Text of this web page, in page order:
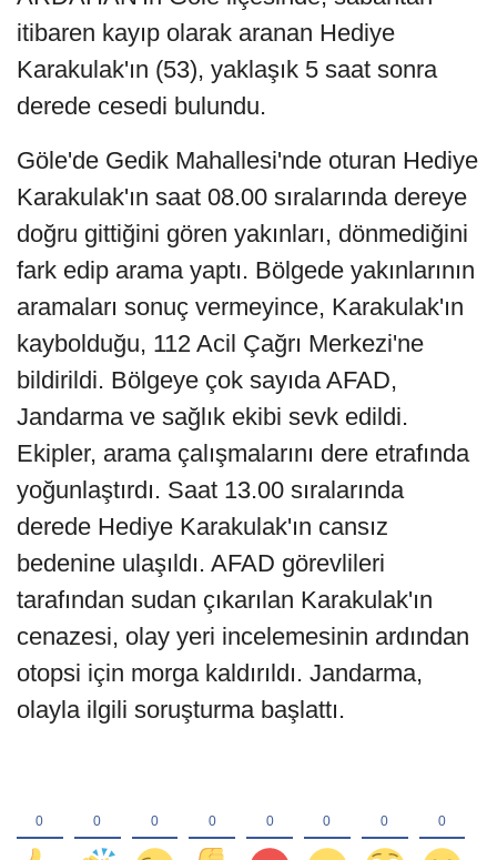
itibaren kayıp olarak aranan Hediye
Karakulak'ın (53), yaklaşık 5 saat sonra
derede cesedi bulundu.
Göle'de Gedik Mahallesi'nde oturan Hediye
Karakulak'ın saat 08.00 sıralarında dereye
doğru gittiğini gören yakınları, dönmediğini
fark edip arama yaptı. Bölgede yakınlarının
aramaları sonuç vermeyince, Karakulak'ın
kaybolduğu, 112 Acil Çağrı Merkezi'ne
bildirildi. Bölgeye çok sayıda AFAD,
Jandarma ve sağlık ekibi sevk edildi.
Ekipler, arama çalışmalarını dere etrafında
yoğunlaştırdı. Saat 13.00 sıralarında
derede Hediye Karakulak'ın cansız
bedenine ulaşıldı. AFAD görevlileri
tarafından sudan çıkarılan Karakulak'ın
cenazesi, olay yeri incelemesinin ardından
otopsi için morga kaldırıldı. Jandarma,
olayla ilgili soruşturma başlattı.